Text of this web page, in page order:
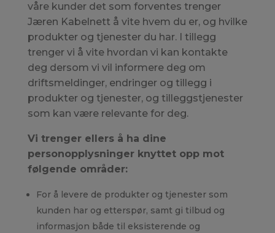
våre kunder det som forventes trenger
Jæren Kabelnett å vite hvem du er, og hvilke
produkter og tjenester du har. I tillegg
trenger vi å vite hvordan vi kan kontakte
deg dersom vi vil informere deg om
driftsmeldinger, endringer og tillegg i
produkter og tjenester, og tilleggstjenester
som kan være relevante for deg.
Vi trenger ellers å ha dine
personopplysninger knyttet opp mot
følgende områder:
For å levere de produkter og tjenester som
kunden har og etterspør, samt gi tilbud og
informasjon både til eksisterende og